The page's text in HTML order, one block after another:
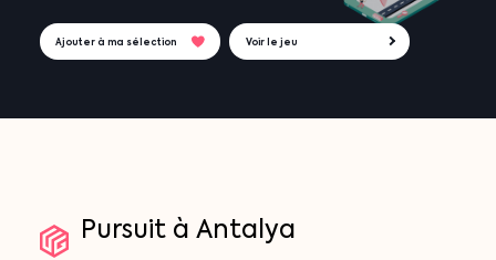
Ajouter à ma sélection Voir le jeu
Pursuit à Antalya